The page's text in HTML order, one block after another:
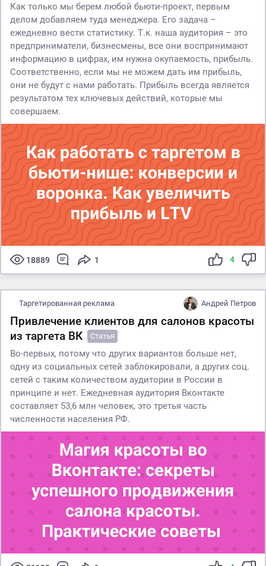
Как только мы берем любой бьюти-проект, первым
делом добавляем туда менеджера. Его задача –
ежедневно вести статистику. Т.к. наша аудитория – это
предприниматели, бизнесмены, все они воспринимают
информацию в цифрах, им нужна окупаемость, прибыль.
Соответственно, если мы не можем дать им прибыль,
они не будут с нами работать. Прибыль всегда является
результатом тех ключевых действий, которые мы
совершаем.
18889 1 4
Таргетированная реклама Андрей Петров
Привлечение клиентов для салонов красоты
из таргета ВК
Статья
Во-первых, потому что других вариантов больше нет,
одну из социальных сетей заблокировали, а других соц.
сетей с таким количеством аудитории в России в
принципе и нет. Ежедневная аудитория Вконтакте
составляет 53,6 млн человек, это третья часть
численности населения РФ.